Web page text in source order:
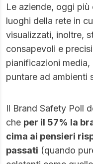
Le aziende, oggi più
luoghi della rete in
visualizzati, inoltre,
consapevoli e
pianificazioni
puntare ad ambienti
Il Brand Safety Poll
che per il 57% la
cima ai pensieri
passati (quando